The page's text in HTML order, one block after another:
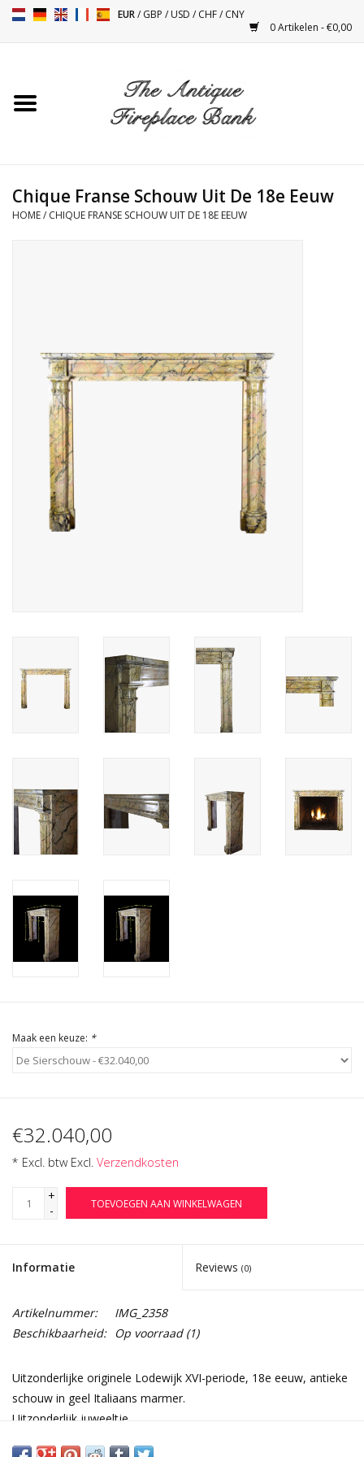
EUR/GBP /USD /CHF/CNY
0 Artikelen - €0,00
Toebehoren
Decoratieve Outdoor
Objecten
Vloeren - Steen, Terra Cotta
& Marmer
AI-Ready Database
Login
Chique Franse Schouw Uit De 18e Eeuw
HOME/ CHIQUE FRANSE SCHOUW UIT DE 18E EEUW
Maak een keuze: *
€32.040,00
* Excl. btw Excl. Verzendkosten
+
-
TOEVOEGEN AAN WINKELWAGEN
Informatie Reviews (0)
Artikelnummer:
IMG_2358
Beschikbaarheid: Op voorraad(1)
Uitzonderlijke originele Lodewijk XVI-periode, 18e eeuw, antieke
schouw in geel Italiaans marmer.
Uitzonderlijk juweeltje.